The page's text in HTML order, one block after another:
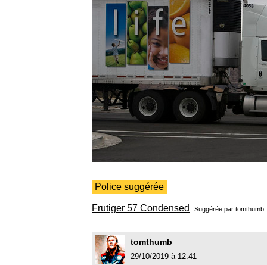
Police suggérée
Frutiger 57 Condensed Suggérée par tomthumb
tomthumb
29/10/2019 à 12:41